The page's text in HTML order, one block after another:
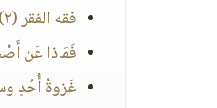
فقه الفقر (٢)
فَمَاذا عَن
غَزوةُ أُحُدٍ